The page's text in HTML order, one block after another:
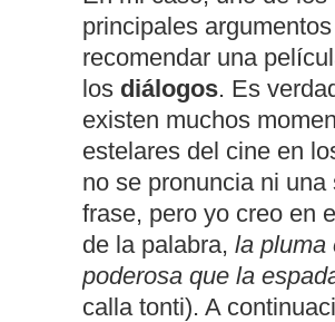
principales
recomendar una
los diálogos. Es
existen muchos
estelares del cine en
no se pronuncia ni una
frase, pero yo creo en
de la palabra, la pluma
poderosa que la
calla tonti). A